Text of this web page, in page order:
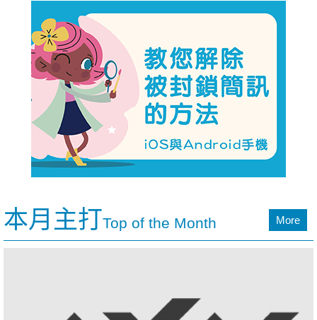
本月主打Top of the Month More